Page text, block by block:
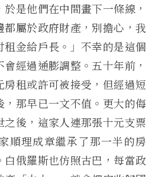
是他們在中間畫下一條線，
都屬於政府財產，別擔心，我
租金給戶長。」不幸的是這個
經過通膨調整。五十年前，
房租或許可被接受，但經過短
，那早已一文不值。更大的侮
之後，這家人連那張十元支票
順理成章繼承了那一半的房
白俄羅斯也仿照古巴，每當政